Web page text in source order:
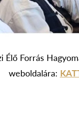
Élő Forrás
weboldalára: